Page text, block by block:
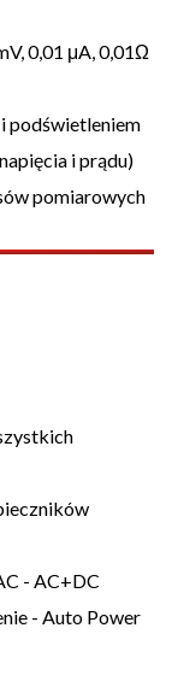
0,01 μA, 0,01Ω
podświetleniem
i prądu)
pomiarowych
- AC+DC
- Auto Power